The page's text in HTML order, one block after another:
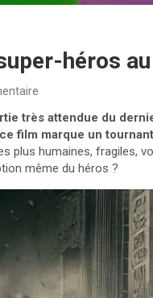
héros
très attendue du
film marque un
plus humaines, fragiles,
même du héros ?